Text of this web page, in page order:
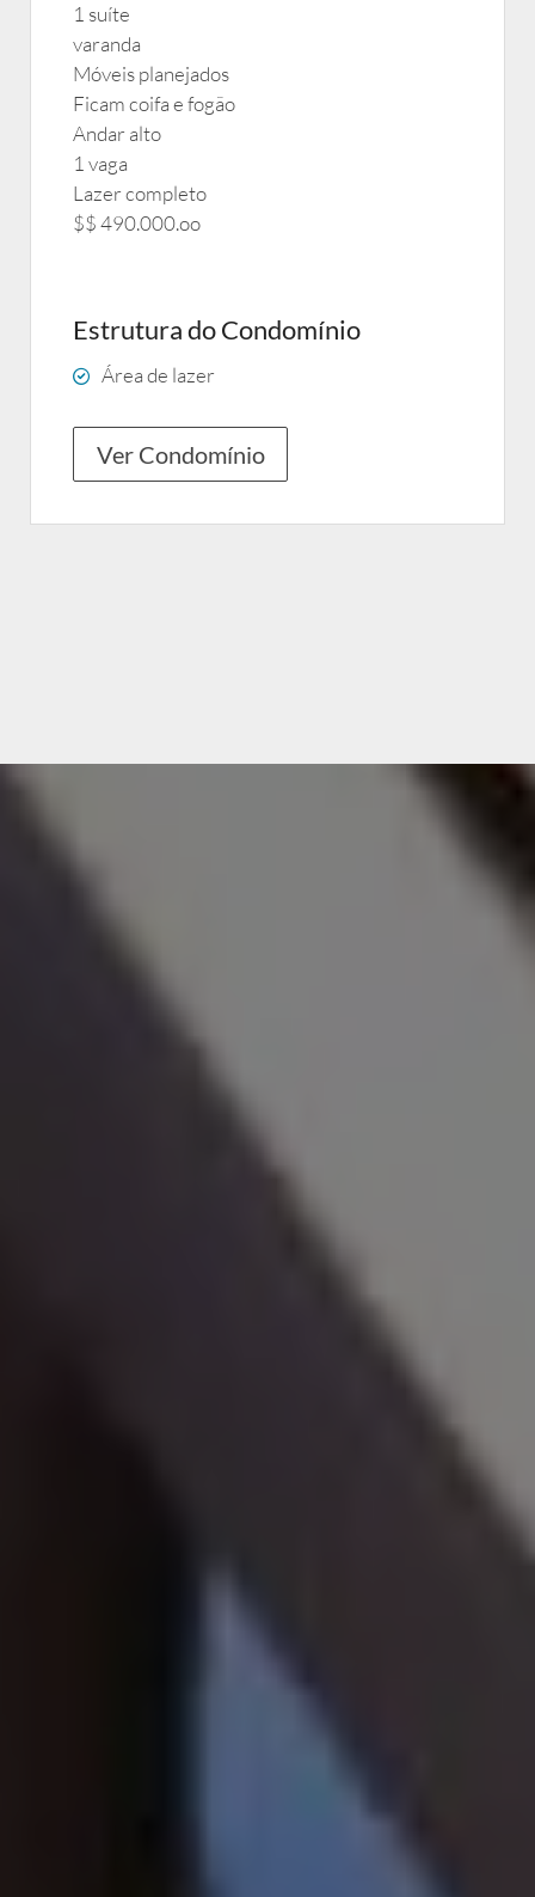
1 suíte
varanda
Móveis planejados
Ficam coifa e fogão
Andar alto
1 vaga
Lazer completo
$$ 490.000.oo
Estrutura do Condomínio
Área de lazer
Ver Condomínio